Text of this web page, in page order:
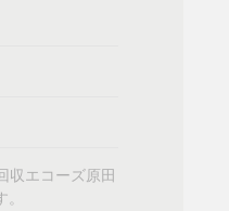
収エコーズ原田